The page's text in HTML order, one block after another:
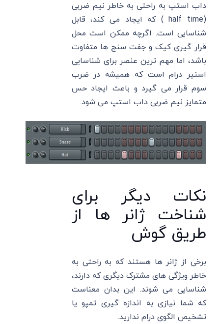
داب استپ به راحتی به خاطر نیم ضربی
(half time ) که ایجاد می کند، قابل
شناسایی است. اگرچه ممکن است محل
قرار گیری کیک و جفت سنج ها متفاوت
باشد، اما مهم ترین عنصر برای شناسایی
اسنیر درام است که همیشه در ضرب
سوم قرار می گیرد و باعث ایجاد حس
متمایز نیم ضربی داب استپ می شود.
نکات دیگر برای
شناخت ژانر ها از
طریق گوش
برخی از ژانر ها هستند که به راحتی به
خاطر ویژگی های مشترک دیگری که دارند،
شناسایی می شوند. این بدان معناست
که شما نیازی به اندازه گیری تمپو یا
تشخیص الگوی درام ندارید.